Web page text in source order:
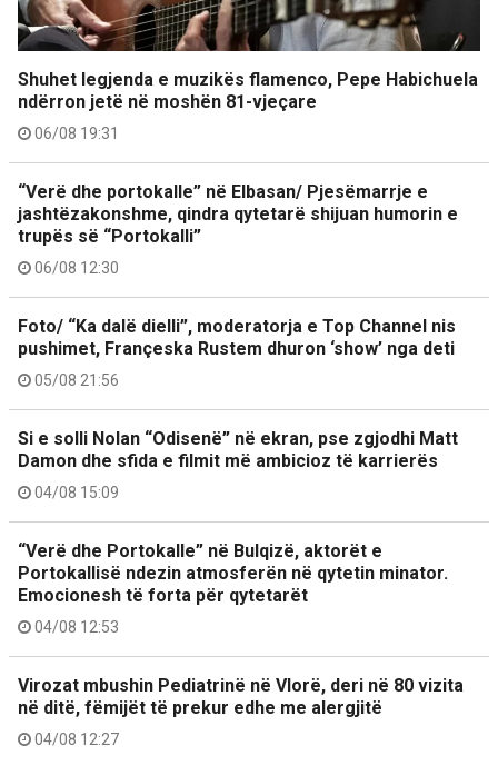
Shuhet legjenda e muzikës flamenco, Pepe Habichuela
ndërron jetë në moshën 81-vjeçare
06/08 19:31
“Verë dhe portokalle” në Elbasan/ Pjesëmarrje e
jashtëzakonshme, qindra qytetarë shijuan humorin e
trupës së “Portokalli”
06/08 12:30
Foto/ “Ka dalë dielli”, moderatorja e Top Channel nis
pushimet, Françeska Rustem dhuron ‘show’ nga deti
05/08 21:56
Si e solli Nolan “Odisenë” në ekran, pse zgjodhi Matt
Damon dhe sfida e filmit më ambicioz të karrierës
04/08 15:09
“Verë dhe Portokalle” në Bulqizë, aktorët e
Portokallisë ndezin atmosferën në qytetin minator.
Emocionesh të forta për qytetarët
04/08 12:53
Virozat mbushin Pediatrinë në Vlorë, deri në 80 vizita
në ditë, fëmijët të prekur edhe me alergjitë
04/08 12:27